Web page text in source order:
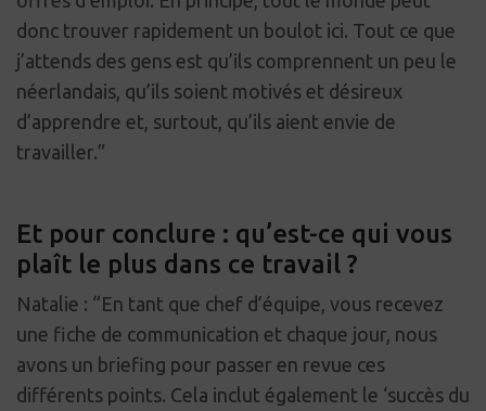
donc trouver rapidement un boulot ici. Tout ce que
j’attends des gens est qu’ils comprennent un peu le
néerlandais, qu’ils soient motivés et désireux
d’apprendre et, surtout, qu’ils aient envie de
travailler.”
Et pour conclure : qu’est-ce qui vous
plaît le plus dans ce travail ?
Natalie : “En tant que chef d’équipe, vous recevez
une fiche de communication et chaque jour, nous
avons un briefing pour passer en revue ces
différents points. Cela inclut également le ‘succès du